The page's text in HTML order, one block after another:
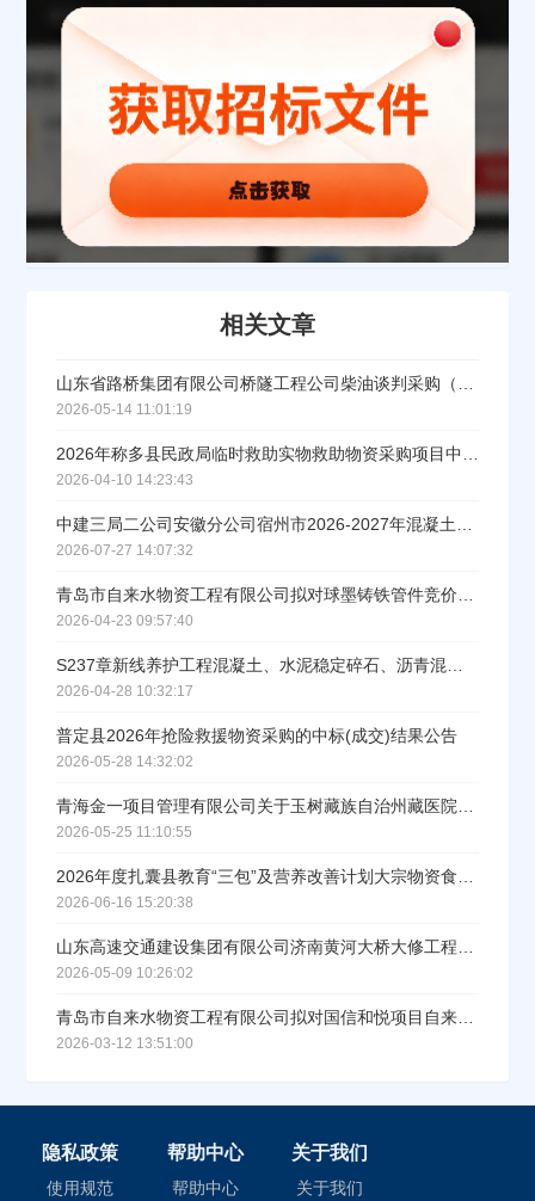
相关文章
山东省路桥集团有限公司桥隧工程公司柴油谈判采购（标段/包1）成交结果公示
2026-05-14 11:01:19
2026年称多县民政局临时救助实物救助物资采购项目中标公告
2026-04-10 14:23:43
中建三局二公司安徽分公司宿州市2026-2027年混凝土集中采购成交公示
2026-07-27 14:07:32
青岛市自来水物资工程有限公司拟对球墨铸铁管件竞价中标公示
2026-04-23 09:57:40
S237章新线养护工程混凝土、水泥稳定碎石、沥青混凝土等材料谈判采购（三次采购）（标段/包1）成交结果公示
2026-04-28 10:32:17
普定县2026年抢险救援物资采购的中标(成交)结果公告
2026-05-28 14:32:02
青海金一项目管理有限公司关于玉树藏族自治州藏医院制剂原材料及药浴原材料采购项目中标(成交)结果公告
2026-05-25 11:10:55
2026年度扎囊县教育“三包”及营养改善计划大宗物资食材采购项目（二次）中标（成交）结果公告
2026-06-16 15:20:38
山东高速交通建设集团有限公司济南黄河大桥大修工程项目环波梁护栏材料谈判采购（标段/包1）成交结果公示
2026-05-09 10:26:02
青岛市自来水物资工程有限公司拟对国信和悦项目自来水工程小口径阀门中标成交结果公示
2026-03-12 13:51:00
隐私政策
使用规范
帮助中心
帮助中心
关于我们
关于我们
请选择省市
经办人
联系方式
填写联系电话后会有服务中心的工作人员给您致电！
立即入驻